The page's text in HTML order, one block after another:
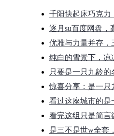
千阳快起床巧克力
逐月su百度网盘，
优雅与力量并存，
纯白的雪景下，凉
只要是一只九龄
惊喜分享：是一只
看过这座城市的是
看完这组只是简言
是三不是世w全套